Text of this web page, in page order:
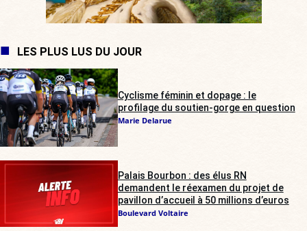
LES PLUS LUS DU JOUR
Cyclisme féminin et dopage : le
profilage du soutien-gorge en question
Marie Delarue
Palais Bourbon : des élus RN
demandent le réexamen du projet de
pavillon d’accueil à 50 millions d’euros
Boulevard Voltaire